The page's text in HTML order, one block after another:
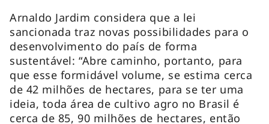
Arnaldo Jardim considera que a lei
sancionada traz novas possibilidades para o
desenvolvimento do país de forma
sustentável: “Abre caminho, portanto, para
que esse formidável volume, se estima cerca
de 42 milhões de hectares, para se ter uma
ideia, toda área de cultivo agro no Brasil é
cerca de 85, 90 milhões de hectares, então